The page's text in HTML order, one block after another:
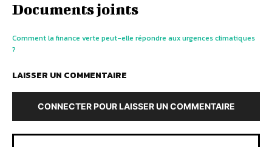
Documents joints
Comment la finance verte peut-elle répondre aux urgences climatiques
?
LAISSER UN COMMENTAIRE
CONNECTER POUR LAISSER UN COMMENTAIRE